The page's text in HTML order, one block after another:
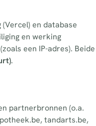
en database
en werking
een IP-adres). Beide
.
partnerbronnen (o.a.
tandarts.be,